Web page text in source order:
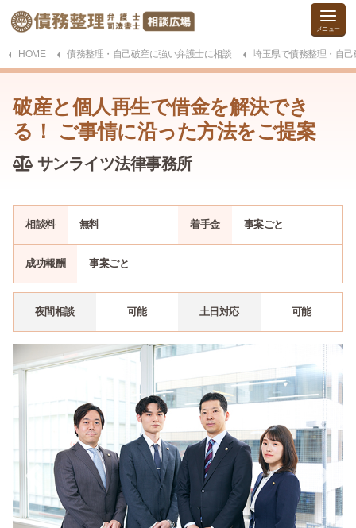
HOME 債務整理・自己破産に強い弁護士に相談 埼玉県で債務整理・自
破産と個人再生で借金を解決でき
る！ ご事情に沿った方法をご提案
サンライツ法律事務所
相談料 無料 着手金 事案ごと
成功報酬 事案ごと
夜間相談 可能 土日対応 可能